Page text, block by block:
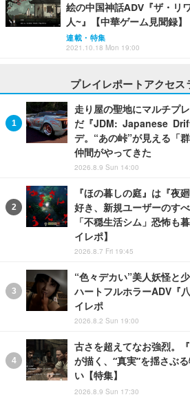
絵の中国神話ADV『ザ・リ
人~』【中華ゲーム見聞録】
連載・特集
2021.10.18 Mon 19:00
プレイレポートアクセス
走り屋の聖地にマルチプ
だ『JDM: Japanese
デ。“あの峠”が見える「
仲間がやってきた
2026.8.9 Sun 14:00
『ほの暮しの庭』は『夜
好き、新規ユーザーのす
「不穏生活シム」恐怖も
イレポ】
2026.8.7 Fri 19:45
“色々デカい”美人妖怪と
ハートフルホラーADV『
イレポ
2026.8.2 Sun 19:00
古さを超えてなお強烈。
が描く、“真実”を揺さぶ
い【特集】
2026.8.9 Sun 17:30